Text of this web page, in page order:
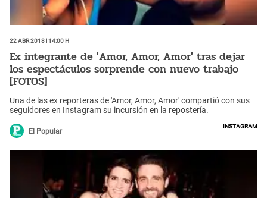
22 Abr 2018 | 14:00 h
Ex integrante de 'Amor, Amor, Amor' tras dejar
los espectáculos sorprende con nuevo trabajo
[FOTOS]
Una de las ex reporteras de 'Amor, Amor, Amor' compartió con sus
seguidores en Instagram su incursión en la repostería.
El Popular
Instagram